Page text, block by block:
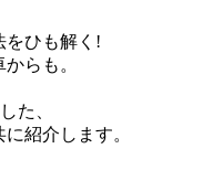
をひも解く!
らも。
た、
紹介します。